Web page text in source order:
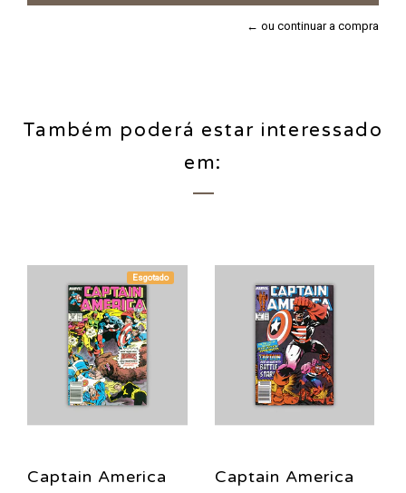
← ou continuar a compra
Também poderá estar interessado
em:
Esgotado
Captain America
Captain America